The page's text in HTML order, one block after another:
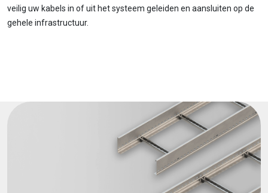
veilig uw kabels in of uit het systeem geleiden en aansluiten op de
gehele infrastructuur.